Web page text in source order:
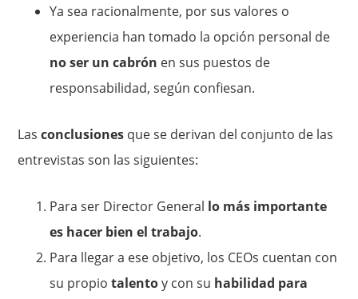
Ya sea racionalmente, por sus valores o
experiencia han tomado la opción personal de
no ser un cabrón en sus puestos de
responsabilidad, según confiesan.
Lasconclusiones que se derivan del conjunto de las
entrevistas son las siguientes:
Para ser Director General lo más importante
es hacer bien el trabajo.
Para llegar a ese objetivo, los CEOs cuentan con
su propio talentoy con su habilidad para